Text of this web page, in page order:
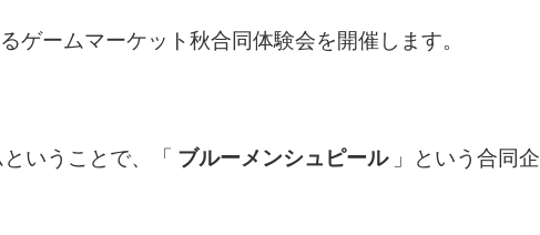
ームマーケット秋合同体験会を開催します。
いうことで、「 ブルーメンシュピール 」という合同企